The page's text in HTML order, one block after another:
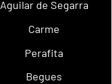
Aguilar de Segarra
Carme
Perafita
Begues